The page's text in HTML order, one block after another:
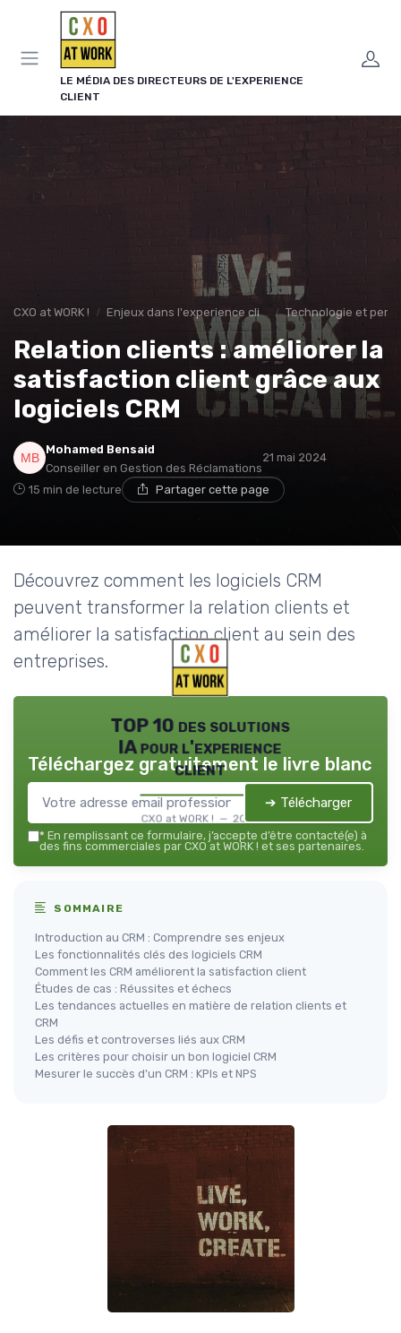
LE MÉDIA DES DIRECTEURS DE L'EXPERIENCE
CLIENT
CXO at WORK ! Enjeux dans l'experience client Technologie et
Relation clients : améliorer la
satisfaction client grâce aux
logiciels CRM
Mohamed Bensaid
Conseiller en Gestion des Réclamations
21 mai 2024
15 min de lecture Partager cette page
Découvrez comment les logiciels CRM
peuvent transformer la relation clients et
améliorer la satisfaction client au sein des
entreprises.
TOP 10 des solutions
IA pour l'experience
client
CXO at WORK ! — 2026
Téléchargez gratuitement le livre blanc
➔ Télécharger
* En remplissant ce formulaire, j’accepte d’être contacté(e) à
des fins commerciales par CXO at WORK ! et ses partenaires.
SOMMAIRE
Introduction au CRM : Comprendre ses enjeux
Les fonctionnalités clés des logiciels CRM
Comment les CRM améliorent la satisfaction client
Études de cas : Réussites et échecs
Les tendances actuelles en matière de relation clients et
CRM
Les défis et controverses liés aux CRM
Les critères pour choisir un bon logiciel CRM
Mesurer le succès d'un CRM : KPIs et NPS
Panneau de gestion des cookies